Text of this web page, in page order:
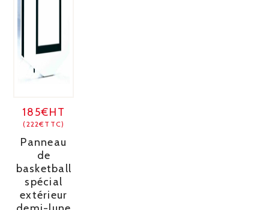
185€HT
(222€TTC)
Panneau
de
basketball
spécial
extérieur